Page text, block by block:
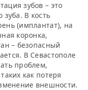
зубов – это
зуба. В кость
(имплантат), на
коронка,
– безопасный
В Севастополе
проблем,
как потеря
внешности.